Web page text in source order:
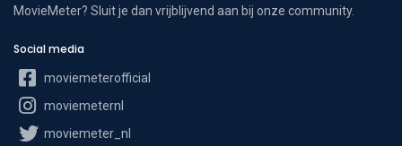
MovieMeter? Sluit je dan vrijblijvend aan bij onze community.
Social media
moviemeterofficial
moviemeternl
moviemeter_nl